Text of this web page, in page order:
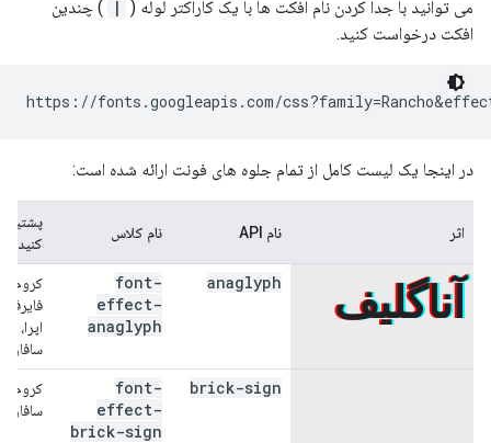
می توانید با جدا کردن نام افکت ها با یک کاراکتر لوله ( |
) چندین
افکت درخواست کنید.
در اینجا یک لیست کامل از تمام جلوه های فونت ارائه شده است:
اثر نام API نام کلاس
کنید
آناگلیف anaglyph
font-
effect-
anaglyph
کروم،
اپرا،
سافاری
brick-sign
font-
effect-
brick-sign
کروم،
سافاری